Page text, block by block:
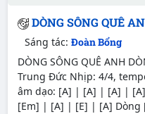
DÒNG SÔNG QUÊ
Sáng tác: Đoàn Bổng
DÒNG SÔNG QUÊ ANH
Trung Đức Nhịp: 4/4,
âm dạo: [A] | [A] | [A] |
[Em] | [A] | [E] | [A] Dòng